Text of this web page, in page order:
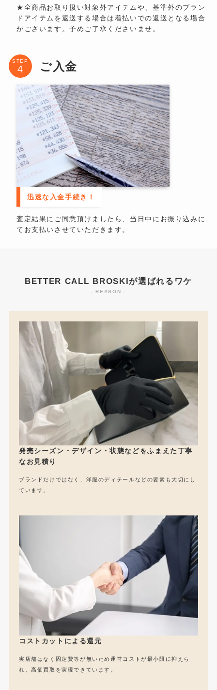
★全商品お取り扱い対象外アイテムや、基準外のブラン
ドアイテムを返送する場合は着払いでの返送となる場合
がございます。予めご了承くださいませ。
STEP ご入金
迅速な入金手続き！
査定結果にご同意頂けましたら、当日中にお振り込みに
てお支払いさせていただきます。
BETTER CALL BROSKIが選ばれるワケ
- REASON -
発売シーズン・デザイン・状態などをふまえた丁寧
なお見積り
ブランドだけではなく、洋服のディテールなどの要素も大切にし
ています。
コストカットによる還元
実店舗はなく固定費等が無いため運営コストが最小限に抑えら
れ、高価買取を実現できています。